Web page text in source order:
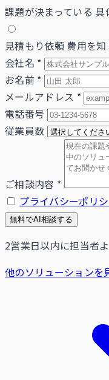
課題が決まっている 具
見積もり依頼 費用を知
会社名 *
お名前 *
メールアドレス *
電話番号
従業員数
ご相談内容 *
プライバシーポリ
無料でAI相談する
2営業日以内に担当者
他のソリューションを